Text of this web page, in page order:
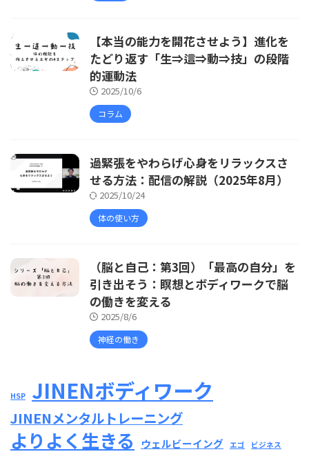
【本当の能力を開花させよう】進化を
たどり返す「生⇒這⇒動⇒技」の段階
的運動法
2025/10/6
コラム
過緊張をやわらげ心身をリラックスさ
せる方法：配信の解説（2025年8月）
2025/10/24
体の使い方
（脳と自己：第3回）「最高の自分」を
引き出そう：瞑想とボディワークで脳
の働きを変える
2025/8/6
神経の働き
HSP JINENボディワーク
JINENメンタルトレーニング
よりよく生きる ウェルビーイング エゴ ビジネス